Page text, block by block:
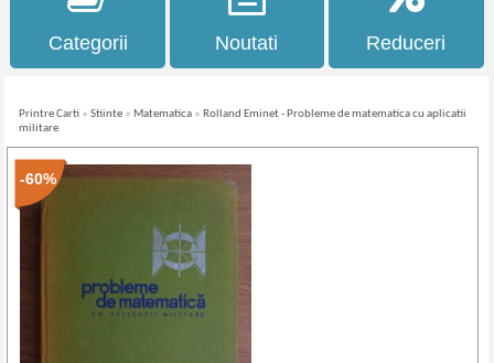
Categorii Noutati Reduceri
Printre Carti »Stiinte » Matematica » Rolland Eminet - Probleme de matematica cu aplicatii
militare
-60%